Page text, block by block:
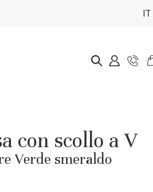
IT
con scollo a V
Verde smeraldo